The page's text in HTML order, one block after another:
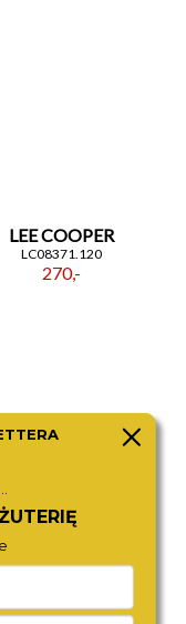
LEE COOPER
LC08371.120
270,-
LEE COOPER
290,-